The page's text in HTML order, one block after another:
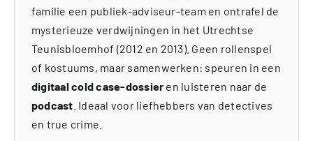
familie een publiek-adviseur-team en ontrafel de
mysterieuze verdwijningen in het Utrechtse
Teunisbloemhof (2012 en 2013). Geen rollenspel
of kostuums, maar samenwerken: speuren in een
digitaal cold case-dossier en luisteren naar de
podcast . Ideaal voor liefhebbers van detectives
en true crime.